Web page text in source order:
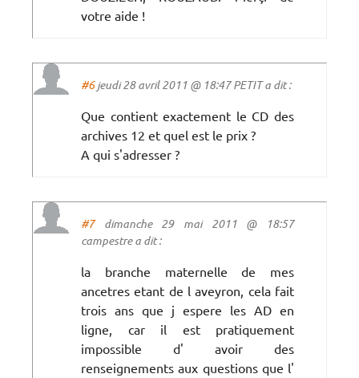
votre aide !
#6jeudi 28 avril 2011 @ 18:47 PETIT a dit :
Que contient exactement le CD des
archives 12 et quel est le prix ?
A qui s'adresser ?
#7dimanche 29 mai 2011 @ 18:57
campestre a dit :
la branche maternelle de mes
ancetres etant de l aveyron, cela fait
trois ans que j espere les AD en
ligne, car il est pratiquement
impossible d' avoir des
renseignements aux questions que l'